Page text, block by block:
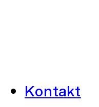
Kontakt